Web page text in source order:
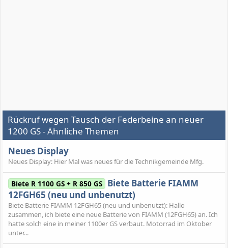
Rückruf wegen Tausch der Federbeine an neuer
1200 GS - Ähnliche Themen
Neues Display
Neues Display: Hier Mal was neues für die Technikgemeinde Mfg.
Biete R 1100 GS + R 850 GS Biete Batterie FIAMM
12FGH65 (neu und unbenutzt)
Biete Batterie FIAMM 12FGH65 (neu und unbenutzt): Hallo
zusammen, ich biete eine neue Batterie von FIAMM (12FGH65) an. Ich
hatte solch eine in meiner 1100er GS verbaut. Motorrad im Oktober
unter...